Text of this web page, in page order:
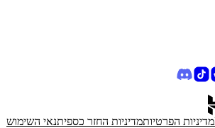
מדיניות הפרטיותמדיניות החזר כספיתנאי השימוש